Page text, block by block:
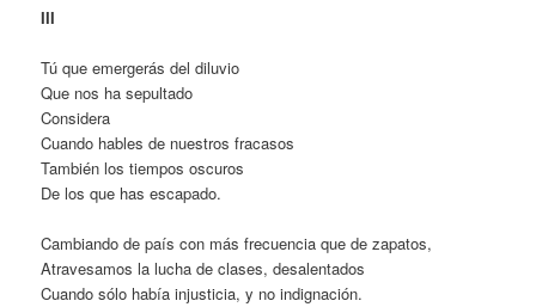
III
Tú que emergerás del diluvio
Que nos ha sepultado
Considera
Cuando hables de nuestros fracasos
También los tiempos oscuros
De los que has escapado.
Cambiando de país con más frecuencia que de zapatos,
Atravesamos la lucha de clases, desalentados
Cuando sólo había injusticia, y no indignación.